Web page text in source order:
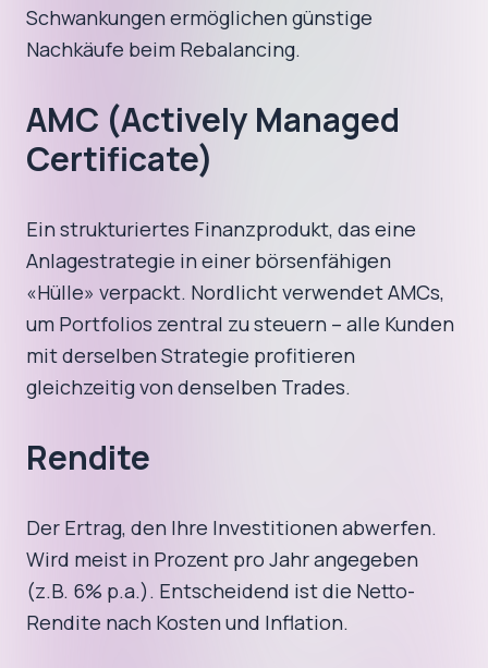
Schwankungen ermöglichen günstige
Nachkäufe beim Rebalancing.
AMC (Actively Managed
Certificate)
Ein strukturiertes Finanzprodukt, das eine
Anlagestrategie in einer börsenfähigen
«Hülle» verpackt. Nordlicht verwendet AMCs,
um Portfolios zentral zu steuern – alle Kunden
mit derselben Strategie profitieren
gleichzeitig von denselben Trades.
Rendite
Der Ertrag, den Ihre Investitionen abwerfen.
Wird meist in Prozent pro Jahr angegeben
(z.B. 6% p.a.). Entscheidend ist die Netto-
Rendite nach Kosten und Inflation.